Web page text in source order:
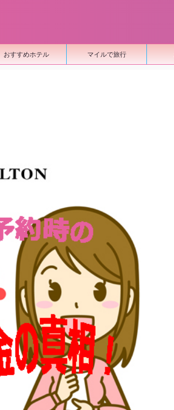
おすすめホテル マイルで旅行